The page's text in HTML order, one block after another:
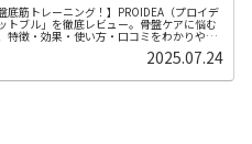
底筋トレーニング！】PROIDEA（プロイデ
トブル」を徹底レビュー。骨盤ケアに悩む
特徴・効果・使い方・口コミをわかりやす
エクササイズでスッキリ体型を目指すあな
2025.07.24